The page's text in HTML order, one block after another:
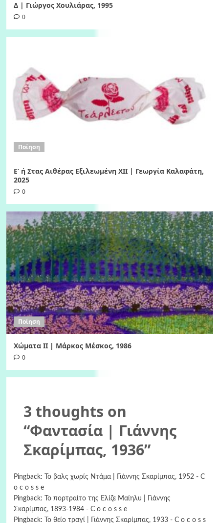
Δ | Γιώργος Χουλιάρας, 1995
0
Ποίηση
Ε’ ή Στας Αιθέρας Εξιλεωμένη ΧΙI | Γεωργία Καλαφάτη,
2025
0
Ποίηση
Χώματα II | Μάρκος Μέσκος, 1986
0
3 thoughts on
“Φαντασία | Γιάννης
Σκαρίμπας, 1936”
Pingback:
Το βαλς χωρίς Ντάμα | Γιάννης Σκαρίμπας, 1952 - C
o c o s s e
Pingback:
Το πορτραίτο της Ελίζε Μαίηλυ | Γιάννης
Σκαρίμπας, 1893-1984 - C o c o s s e
Pingback:
Το θείο τραγί | Γιάννης Σκαρίμπας, 1933 - C o c o s s